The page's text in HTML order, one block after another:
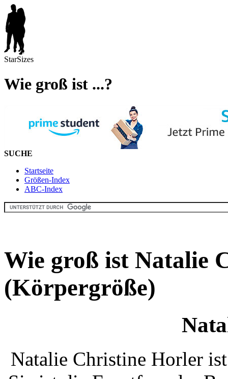
StarSizes
Wie groß ist ...?
SUCHE
Startseite
Größen-Index
ABC-Index
Wie groß ist Natalie
(Körpergröße)
Natalie Christine Horler